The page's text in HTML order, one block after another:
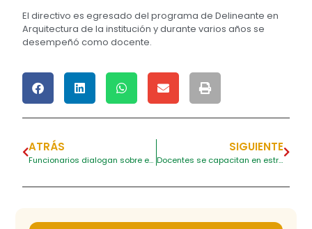
El directivo es egresado del programa de Delineante en
Arquitectura de la institución y durante varios años se
desempeñó como docente.
ATRÁS
Funcionarios dialogan sobre el impacto mundial de la guerra en Ucrania.
SIGUIENTE
Docentes se capacitan en estrategias comunicativas para el aula universitaria